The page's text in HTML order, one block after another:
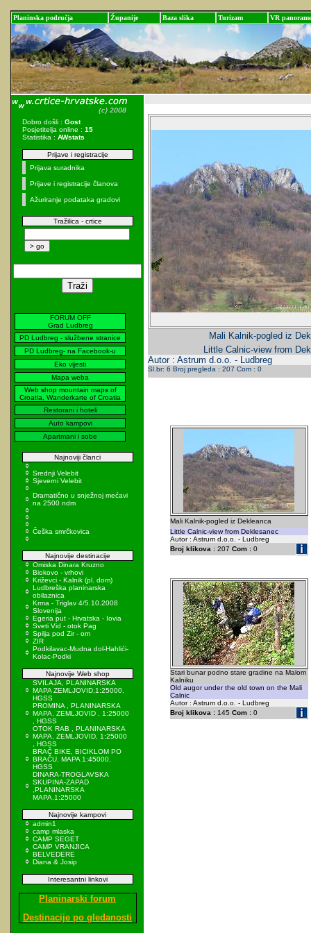
Planinska područja Županije Baza slika Turizam VR panorame
Dobro došli : Gost
Posjetitelja online : 15
Statistika : AWstats
Prijave i registracije
Prijava suradnika
Prijave i registracije članova
Ažuriranje podataka gradovi
Tražilica - crtice
FORUM OFF
Grad Ludbreg
PD Ludbreg - službene stranice
PD Ludbreg- na Facebook-u
Eko vijesti
Mapa weba
Web shop mountain maps of
Croatia, Wanderkarte of Croatia
Restorani i hoteli
Auto kampovi
Apartmani i sobe
Najnoviji članci
Srednji Velebit
Sjeverni Velebit
Dramatično u snježnoj mećavi
na 2500 ndm
Češka smrčkovica
Najnovije destinacije
Omiska Dinara Kruzno
Biokovo - vrhovi
Križevci - Kalnik (pl. dom)
Ludbreška planinarska
obilaznica
Krma - Triglav 4/5.10.2008
Slovenija
Egeria put - Hrvatska - Iovia
Sveti Vid - otok Pag
Spilja pod Zir - om
ZIR
Podkilavac-Mudna dol-Hahlići-
Kolac-Podki
Najnovije Web shop
SVILAJA, PLANINARSKA
MAPA ZEMLJOVID,1:25000,
HGSS
PROMINA , PLANINARSKA
MAPA, ZEMLJOVID , 1:25000
, HGSS
OTOK RAB , PLANINARSKA
MAPA, ZEMLJOVID, 1:25000
, HGSS
BRAČ BIKE, BICIKLOM PO
BRAČU, MAPA 1:45000,
HGSS
DINARA-TROGLAVSKA
SKUPINA-ZAPAD
,PLANINARSKA
MAPA,1:25000
Najnovije kampovi
admin1
camp mlaska
CAMP SEGET
CAMP VRANJICA
BELVEDERE
Diana & Josip
Interesantni linkovi
Planinarski forum
Destinacije po gledanosti
Mali Kalnik-pogled iz
Little Calnic-view from
Autor : Astrum d.o.o. - Ludbreg
Sl.br: 6 Broj pregleda : 207 Com : 0
Mali Kalnik-pogled iz Dekleanca
Little Calnic-view from Deklesanec
Autor : Astrum d.o.o. - Ludbreg
Broj klikova :207 Com :0
Stari bunar podno stare gradine na Malom
Kalniku
Old augor under the old town on the Mali
Calnic
Autor : Astrum d.o.o. - Ludbreg
Broj klikova :145 Com :0